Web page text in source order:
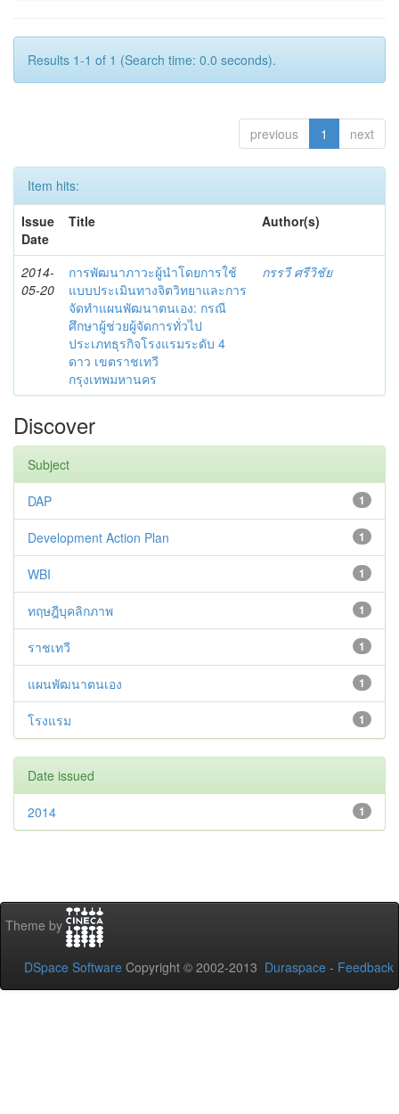
Results 1-1 of 1 (Search time: 0.0 seconds).
previous 1 next
Item hits:
Issue
Date
Title Author(s)
2014-
05-20
การพัฒนาภาวะผู้นำโดยการใช้
แบบประเมินทางจิตวิทยาและการ
จัดทำแผนพัฒนาตนเอง: กรณี
ศึกษาผู้ช่วยผู้จัดการทั่วไป
ประเภทธุรกิจโรงแรมระดับ 4
ดาว เขตราชเทวี
กรุงเทพมหานคร
กรรวี ศรีวิชัย
Discover
Subject
1
DAP
1
Development Action Plan
1
WBI
1
ทฤษฎีบุคลิกภาพ
1
ราชเทวี
1
แผนพัฒนาตนเอง
1
โรงแรม
Date issued
1
2014
Theme by
DSpace Software Copyright © 2002-2013 Duraspace - Feedback